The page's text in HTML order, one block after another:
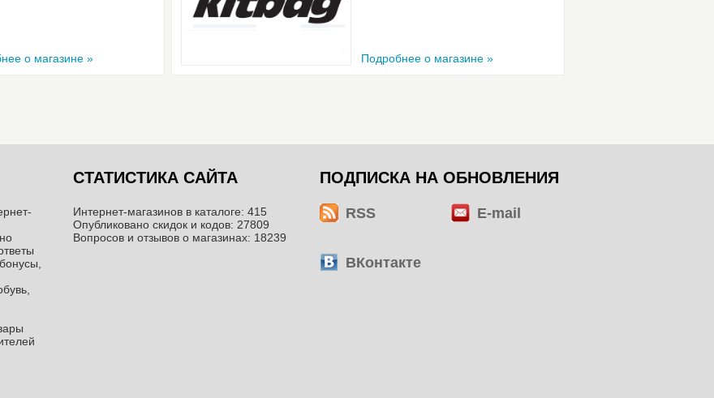
о магазине » Подробнее о магазине »
СТАТИСТИКА САЙТА
Интернет-магазинов в каталоге: 415
Опубликовано скидок и кодов: 27809
Вопросов и отзывов о магазинах: 18239
ПОДПИСКА НА ОБНОВЛЕНИЯ
RSS E-mail
ВКонтакте